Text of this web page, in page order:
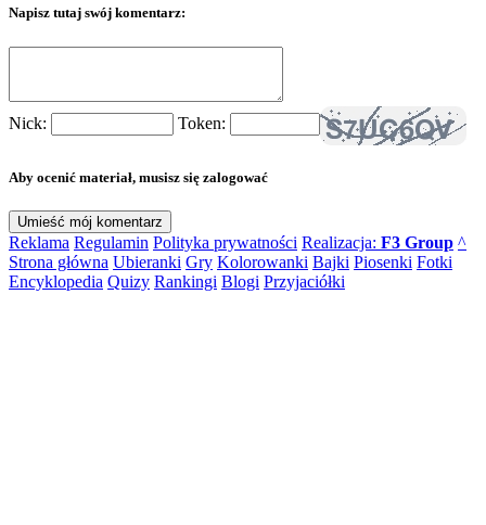
Napisz tutaj swój komentarz:
Nick: Token:
Aby ocenić materiał, musisz się zalogować
Reklama Regulamin Polityka prywatności Realizacja: F3 Group ^
Strona główna Ubieranki Gry Kolorowanki Bajki Piosenki Fotki
Encyklopedia Quizy Rankingi Blogi Przyjaciółki